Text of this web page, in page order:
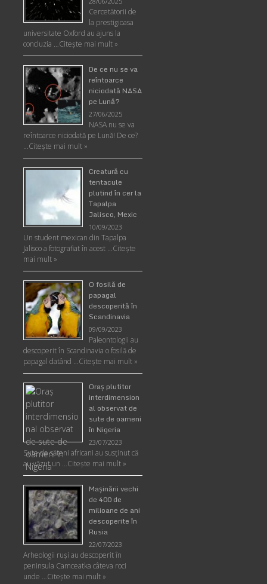
Cercetătorii de
la prestigioasa
universitate Oxford au ajuns la
concluzia …Citește mai mult »
De ce nu se va
reîntoarce
niciodată NASA
pe Lună?
27/06/2025
NASA nu se va
reîntoarce niciodată pe Lună! De ce?
…Citește mai mult »
Creatură cu
tentacule
plutind în cer la
Tapalpa
Jalisco, Mexic
10/09/2023
Un student mexican din Tapalpa
Jalisco a fotografiat în acest …Citește
mai mult »
O fosilă de
papagal
descoperită în
Scandinavia
09/09/2023
Paleontologii au
descoperit în Scandinavia o fosilă de
papagal datând …Citește mai mult »
Oraş plutitor
interdimension
al observat de
sute de oameni
în Nigeria
23/07/2023
Sute de săteni africani au susținut că
au văzut un …Citește mai mult »
Maşinării vechi
de 400 de
milioane de ani
descoperite în
Rusia
22/07/2023
Arheologii ruşi au descoperit în
peninsula Camceatka câteva roci
unde …Citește mai mult »